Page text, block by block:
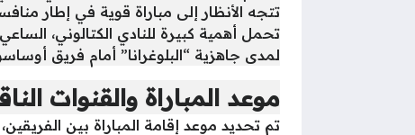
تحمل أهمية كبيرة للنادي الكتالوني،
لمدى جاهزية “البلوغرانا” أمام فريق
موعد المباراة والقنوات
تم تحديد موعد إقامة المباراة بين